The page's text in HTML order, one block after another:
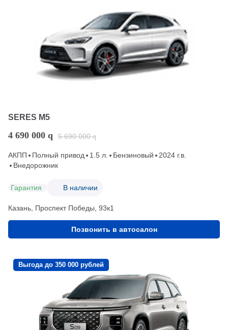
SERES M5
4 690 000 q 5 690 000 q
АКПП Полный привод 1.5 л. Бензиновый
2024 г.в.
Внедорожник
Гарантия В наличии
Казань, Проспект Победы, 93к1
Позвонить в автосалон
Выгода до 350 000 рублей